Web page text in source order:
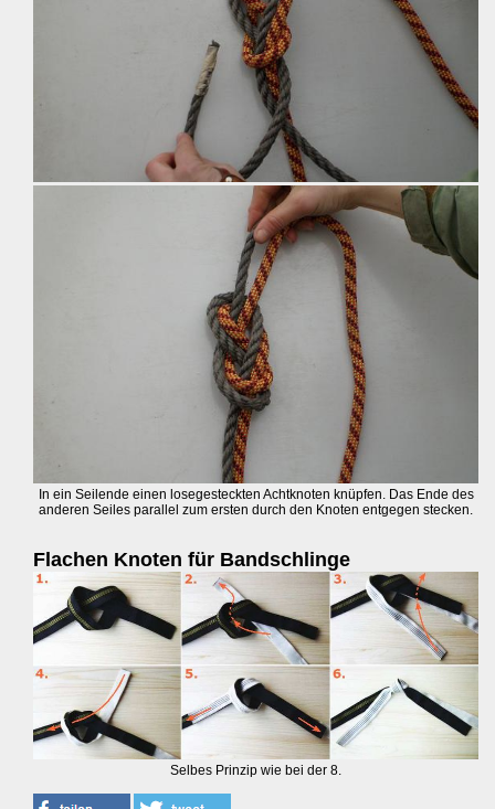
In ein Seilende einen losegesteckten Achtknoten knüpfen. Das Ende des
anderen Seiles parallel zum ersten durch den Knoten entgegen stecken.
Flachen Knoten für Bandschlinge
Selbes Prinzip wie bei der 8.